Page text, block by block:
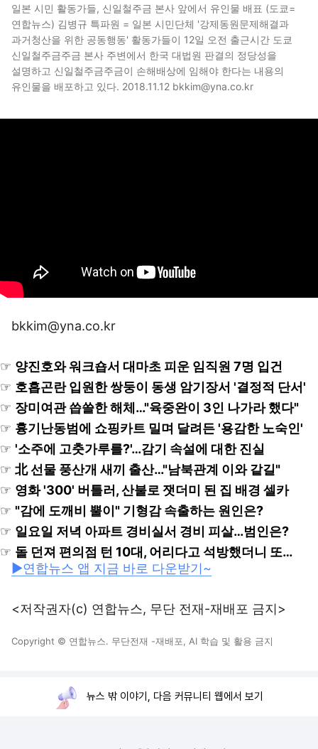
일본 시민 활동가들, 신일철주금 본사 앞에서 유인물 배표 (도쿄=
연합뉴스) 김병규 특파원 = 일본 시민단체 '강제동원문제해결과
과거청산을 위한 공동행동' 활동가들이 12일 오전 출근시간 도쿄
신일철주금주금 본사 주변에서 한국 대법원 판결의 정당성을
설명하고 신일철주금주금이 손해배상에 임해야 한다는 내용의
유인물을 배포하고 있다. 2018.11.12 bkkim@yna.co.kr
bkkim@yna.co.kr
☞ 양진호와 워크숍서 대마초 피운 임직원 7명 입건
☞ 호흡곤란 입원한 쌍둥이 동생 암기장서 '결정적 단서'
☞ 장미여관 씁쓸한 해체…"육중완이 3인 나가라 했다"
☞ 흉기난동범에 쇼핑카트 밀며 달려든 '용감한 노숙인'
☞ '소주에 고춧가루를?'…감기 속설에 대한 진실
☞ 北 선물 풍산개 새끼 출산…"남북관계 이와 같길"
☞ 영화 '300' 버틀러, 산불로 잿더미 된 집 배경 셀카
☞ "감에 도깨비 뿔이" 기형감 속출하는 원인은?
☞ 일요일 저녁 아파트 경비실서 경비 피살…범인은?
☞ 돌 던져 편의점 턴 10대, 어리다고 석방했더니 또…
▶연합뉴스 앱 지금 바로 다운받기~
<저작권자(c) 연합뉴스, 무단 전재-재배포 금지>
Copyright © 연합뉴스. 무단전재 -재배포, AI 학습 및 활용 금지
뉴스 밖 이야기, 다음 커뮤니티 웹에서 보기